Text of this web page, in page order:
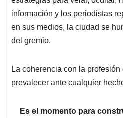
información y los periodistas
en sus medios, la ciudad se
del gremio.
La coherencia con la
prevalecer ante cualquier
Es el momento para